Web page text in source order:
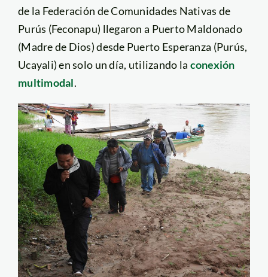
de la Federación de Comunidades Nativas de
Purús (Feconapu) llegaron a Puerto Maldonado
(Madre de Dios) desde Puerto Esperanza (Purús,
Ucayali) en solo un día, utilizando la conexión
multimodal.